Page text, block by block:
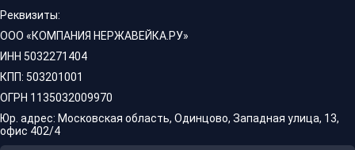
Реквизиты:
ООО «КОМПАНИЯ НЕРЖАВЕЙКА.РУ»
ИНН 5032271404
КПП: 503201001
ОГРН 1135032009970
Юр. адрес: Московская область, Одинцово, Западная улица, 13,
офис 402/4